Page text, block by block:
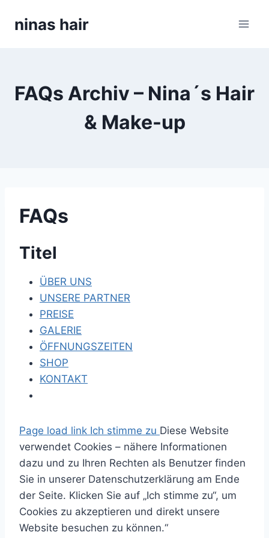
ninas hair
FAQs Archiv – Nina´s Hair
& Make-up
FAQs
Titel
ÜBER UNS
UNSERE PARTNER
PREISE
GALERIE
ÖFFNUNGSZEITEN
SHOP
KONTAKT
Z
u
m
I
n
h
a
Page load link Ich stimme zu N
a
c
h
o
b
e
S
u
c
h
e
n
a
C
l
o
s
e
p
r
Diese Website
verwendet Cookies – nähere Informationen
dazu und zu Ihren Rechten als Benutzer finden
Sie in unserer Datenschutzerklärung am Ende
der Seite. Klicken Sie auf „Ich stimme zu“, um
Cookies zu akzeptieren und direkt unsere
Website besuchen zu können.“